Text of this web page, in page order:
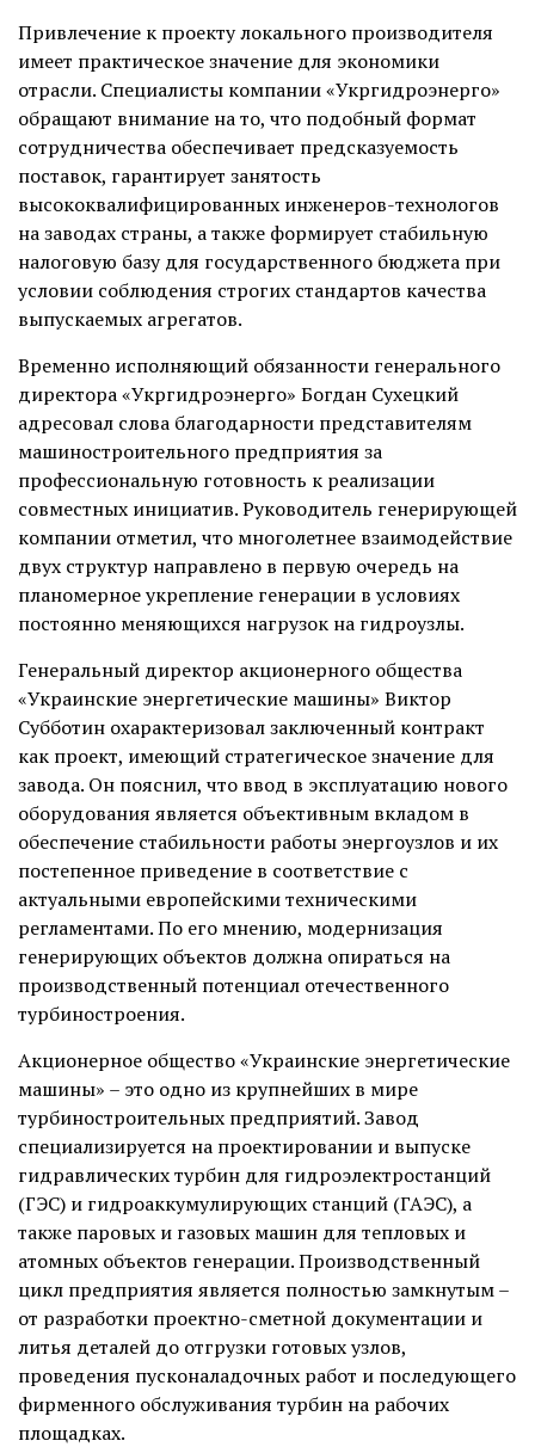
Привлечение к проекту локального производителя
имеет практическое значение для экономики
отрасли. Специалисты компании «Укргидроэнерго»
обращают внимание на то, что подобный формат
сотрудничества обеспечивает предсказуемость
поставок, гарантирует занятость
высококвалифицированных инженеров-технологов
на заводах страны, а также формирует стабильную
налоговую базу для государственного бюджета при
условии соблюдения строгих стандартов качества
выпускаемых агрегатов.
Временно исполняющий обязанности генерального
директора «Укргидроэнерго» Богдан Сухецкий
адресовал слова благодарности представителям
машиностроительного предприятия за
профессиональную готовность к реализации
совместных инициатив. Руководитель генерирующей
компании отметил, что многолетнее взаимодействие
двух структур направлено в первую очередь на
планомерное укрепление генерации в условиях
постоянно меняющихся нагрузок на гидроузлы.
Генеральный директор акционерного общества
«Украинские энергетические машины» Виктор
Субботин охарактеризовал заключенный контракт
как проект, имеющий стратегическое значение для
завода. Он пояснил, что ввод в эксплуатацию нового
оборудования является объективным вкладом в
обеспечение стабильности работы энергоузлов и их
постепенное приведение в соответствие с
актуальными европейскими техническими
регламентами. По его мнению, модернизация
генерирующих объектов должна опираться на
производственный потенциал отечественного
турбиностроения.
Акционерное общество «Украинские энергетические
машины» – это одно из крупнейших в мире
турбиностроительных предприятий. Завод
специализируется на проектировании и выпуске
гидравлических турбин для гидроэлектростанций
(ГЭС) и гидроаккумулирующих станций (ГАЭС), а
также паровых и газовых машин для тепловых и
атомных объектов генерации. Производственный
цикл предприятия является полностью замкнутым –
от разработки проектно-сметной документации и
литья деталей до отгрузки готовых узлов,
проведения пусконаладочных работ и последующего
фирменного обслуживания турбин на рабочих
площадках.